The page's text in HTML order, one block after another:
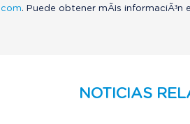
. Puede obtener mÃ¡s informaciÃ³n
NOTICIAS